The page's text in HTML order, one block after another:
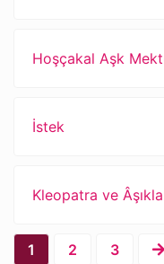
Hoşçakal Aşk
İstek
Kleopatra ve
1 2 3